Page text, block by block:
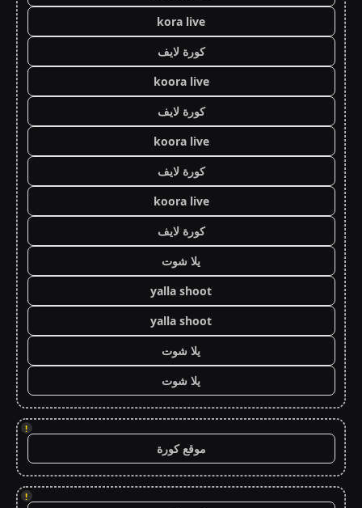
kora live
كورة لايف
koora live
كورة لايف
koora live
كورة لايف
koora live
كورة لايف
يلا شوت
yalla shoot
yalla shoot
يلا شوت
يلا شوت
!
موقع كورة
!